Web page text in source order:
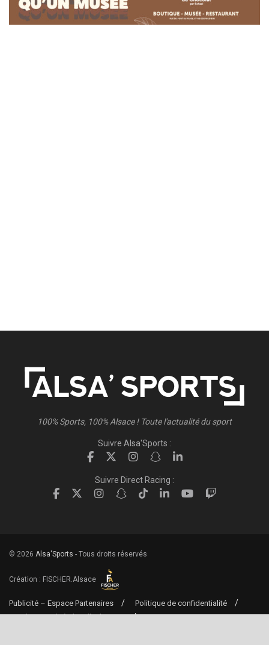
100% Sports, 100% Alsace ! Toute l'actualité du sport
Suivre Alsa'Sports :
Suivre Direct Racing :
© 2026 Alsa'Sports - Tous droits réservés
Création : FISCHER.Alsace
Publicité – Espace Partenaires
Politique de confidentialité
Conditions générales d’utilisation